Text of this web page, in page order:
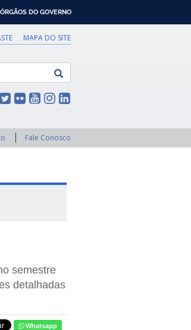
ÓRGÃOS DO GOVERNO
MAPA DO SITE
Fale Conosco
semestre
detalhadas
Whatsapp